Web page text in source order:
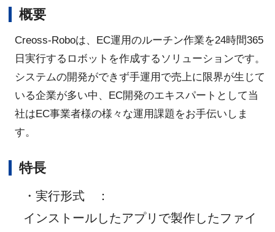
概要
Creoss-Roboは、EC運用のルーチン作業を24時間365
日実行するロボットを作成するソリューションです。
システムの開発ができず手運用で売上に限界が生じて
いる企業が多い中、EC開発のエキスパートとして当
社はEC事業者様の様々な運用課題をお手伝いしま
す。
特長
・実行形式
：
インストールしたアプリで製作したファイ